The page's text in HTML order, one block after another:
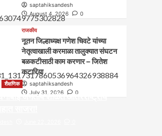
saptahiksandesh
August 4, 2026
0
राजकीय
नूतन जिल्हाध्यक्ष गणेश चिवटे यांच्या
नेतृत्वाखाली करमाळा तालुक्यात संघटन
बळकटीसाठी काम करणार – जितेश
कटारिया
saptahiksandesh
July 31, 2026
0
शैक्षणिक
जगताप शाळेत आंतरराष्ट्रीय